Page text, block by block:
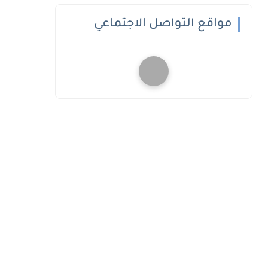
مواقع التواصل الاجتماعي